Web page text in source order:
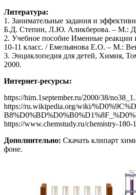
Литература:
1. Занимательные задания и
Б.Д. Степин, Л.Ю. Аликберова. – М.:
2. Учебное пособие Именные реакции
10-11 класс. / Емельянова Е.О. – М.:
3. Энциклопедия для детей, Химия,
2000.
Интернет-ресурсы:
https://him.1september.ru/2000/38/
https://ru.wikipedia.org/wiki/
https://www.chemstudy.ru/chemistry-180-
Дополнительно: Скачать клипарт
фоне.